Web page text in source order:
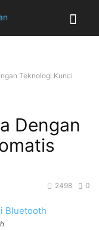
Teknologi Kunci
Dengan
0
2498